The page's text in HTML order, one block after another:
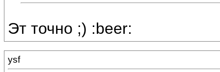
Эт точно ;) :beer:
ysf